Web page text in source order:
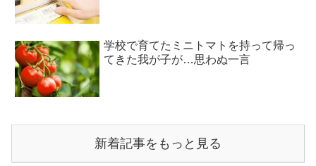
学校で育てたミニトマトを持って帰っ
てきた我が子が…思わぬ一言
新着記事をもっと見る